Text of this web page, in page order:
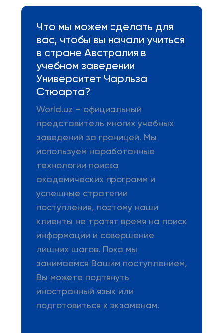
Что мы можем сделать для
вас, чтобы вы начали учиться
в стране Австралия в
учебном заведении
Университет Чарльза
Стюарта?
World.uz – официальный
представитель многих учебных
заведений за границей. Мы
используем наработанные
технологии поиска
академических программ и
успешные стратегии
поступления, поэтому наши
клиенты не тратят время на поиск
информации и совершение
лишних шагов. Пока мы
занимаемся Вашим поступлением,
Вы можете подтянуть
иностранный язык или
подготовиться к экзаменам.